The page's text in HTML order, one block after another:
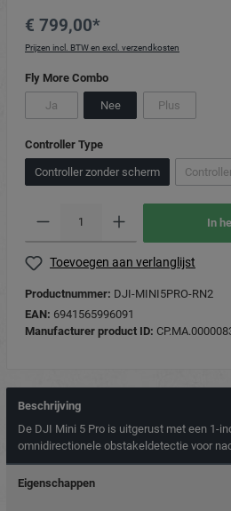
€ 799,00*
Prijzen incl. BTW en excl. verzendkosten
Fly More Combo
Ja Nee Plus
Controller Type
Controller zonder scherm
In
Toevoegen aan verlanglijst
Productnummer: DJI-MINI5PRO-RN2
EAN: 6941565996091
Manufacturer product ID:
Beschrijving
De DJI Mini 5 Pro is uitgerust met een 1-
omnidirectionele obstakeldetectie voor
Eigenschappen